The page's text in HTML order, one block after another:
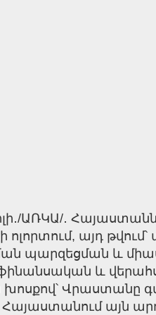
ԱՌԿԱ/․
ոլորտում, այդ
պարզեցման և
ֆինանսական և
խոսքով՝ Վրաստանը
Հայաստանում այն